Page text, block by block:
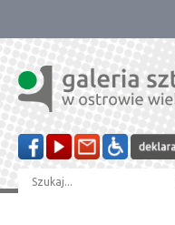
treści